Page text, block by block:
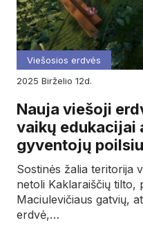
Viešosios erdvės
2025
birželio 12d.
Nauja viešoji
vaikų edukacijai
gyventojų
Sostinės žalia teritorija
netoli Kaklaraiščių tilto,
Maciulevičiaus gatvių,
erdvė,…